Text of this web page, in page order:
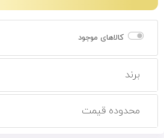
کالاهای موجود
برند
محدوده قیمت